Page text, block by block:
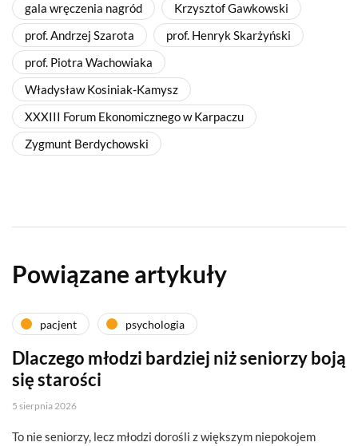
gala wręczenia nagród
Krzysztof Gawkowski
prof. Andrzej Szarota
prof. Henryk Skarżyński
prof. Piotra Wachowiaka
Władysław Kosiniak-Kamysz
XXXIII Forum Ekonomicznego w Karpaczu
Zygmunt Berdychowski
Powiązane artykuły
pacjent psychologia
Dlaczego młodzi bardziej niż seniorzy boją
się starości
5 sierpnia 2026
To nie seniorzy, lecz młodzi dorośli z większym niepokojem